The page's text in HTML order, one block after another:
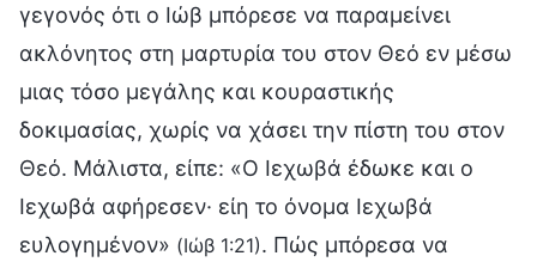
γεγονός ότι ο Ιώβ μπόρεσε να παραμείνει
ακλόνητος στη μαρτυρία του στον Θεό εν μέσω
μιας τόσο μεγάλης και κουραστικής
δοκιμασίας, χωρίς να χάσει την πίστη του στον
Θεό. Μάλιστα, είπε: «Ο Ιεχωβά έδωκε και ο
Ιεχωβά αφήρεσεν· είη το όνομα Ιεχωβά
ευλογημένον» (Ιώβ 1:21). Πώς μπόρεσα να